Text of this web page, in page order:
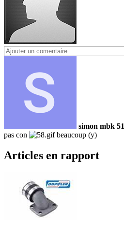
simon mbk 51
pas con
beaucoup (y)
Articles en rapport